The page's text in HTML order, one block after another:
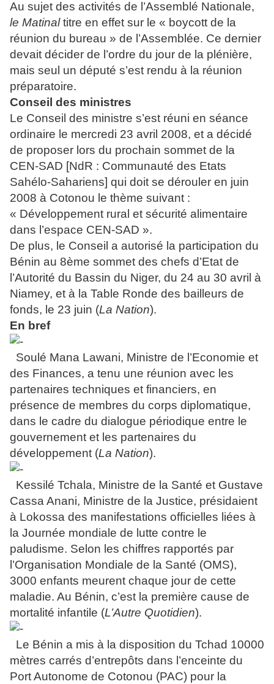
Au sujet des activités de l’Assemblé Nationale,
le Matinaltitre en effet sur le « boycott de la
réunion du bureau » de l’Assemblée. Ce dernier
devait décider de l’ordre du jour de la plénière,
mais seul un député s’est rendu à la réunion
préparatoire.
Conseil des ministres
Le Conseil des ministre s’est réuni en séance
ordinaire le mercredi 23 avril 2008, et a décidé
de proposer lors du prochain sommet de la
CEN-SAD [NdR : Communauté des Etats
Sahélo-Sahariens] qui doit se dérouler en juin
2008 à Cotonou le thème suivant :
« Développement rural et sécurité alimentaire
dans l’espace CEN-SAD ».
De plus, le Conseil a autorisé la participation du
Bénin au 8ème sommet des chefs d’Etat de
l’Autorité du Bassin du Niger, du 24 au 30 avril à
Niamey, et à la Table Ronde des bailleurs de
fonds, le 23 juin (La Nation).
En bref
Soulé Mana Lawani, Ministre de l’Economie et
des Finances, a tenu une réunion avec les
partenaires techniques et financiers, en
présence de membres du corps diplomatique,
dans le cadre du dialogue périodique entre le
gouvernement et les partenaires du
développement (La Nation).
Kessilé Tchala, Ministre de la Santé et Gustave
Cassa Anani, Ministre de la Justice, présidaient
à Lokossa des manifestations officielles liées à
la Journée mondiale de lutte contre le
paludisme. Selon les chiffres rapportés par
l’Organisation Mondiale de la Santé (OMS),
3000 enfants meurent chaque jour de cette
maladie. Au Bénin, c’est la première cause de
mortalité infantile (L’Autre Quotidien).
Le Bénin a mis à la disposition du Tchad 10000
mètres carrés d’entrepôts dans l’enceinte du
Port Autonome de Cotonou (PAC) pour la